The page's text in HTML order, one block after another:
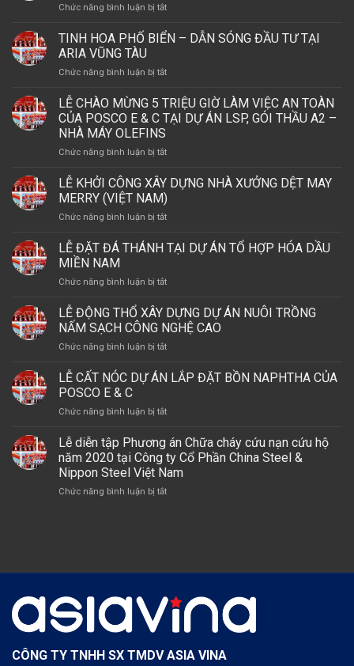
TY
CS
NAM
LỄ
KHÁNH
OFFSHORE
Máy
Signature
Chức năng bình luận bị tắtở
ĐỘNG
ÁN
FURNITURE
CONSOLIDATIONS
LLC
PHU
BRANCH.
TINH HOA PHỐ BIỂN – DẪN SÓNG ĐẦU TƯ TẠI
ARIA VŨNG TÀU
Chức năng bình luận bị tắtở
HOA
PHỐ
BIỂN
DẪN
ĐẦU
TƯ
TẠI
ARIA
TÀU
LỄ CHÀO MỪNG 5 TRIỆU GIỜ LÀM VIỆC AN TOÀN
CỦA POSCO E & C TẠI DỰ ÁN LSP, GÓI THẦU A2 –
NHÀ MÁY OLEFINS
Chức năng bình luận bị tắtở
CHÀO
MỪNG
5
TRIỆU
LÀM
TOÀN
POSCO
E
C
DỰ
A2
–
NHÀ
MÁY
LỄ KHỞI CÔNG XÂY DỰNG NHÀ XƯỞNG DỆT MAY
MERRY (VIỆT NAM)
Chức năng bình luận bị tắtở
KHỞI
CÔNG
DỰNG
XƯỞNG
DỆT
MERRY
NAM)
LỄ ĐẶT ĐÁ THÁNH TẠI DỰ ÁN TỔ HỢP HÓA DẦU
MIỀN NAM
Chức năng bình luận bị tắtở
ĐẶT
ĐÁ
THÁNH
TẠI
ÁN
HÓA
MIỀN
NAM
LỄ ĐỘNG THỔ XÂY DỰNG DỰ ÁN NUÔI TRỒNG
NẤM SẠCH CÔNG NGHỆ CAO
Chức năng bình luận bị tắtở
ĐỘNG
DỰNG
ÁN
NUÔI
TRỒNG
NẤM
SẠCH
LỄ CẤT NÓC DỰ ÁN LẮP ĐẶT BỒN NAPHTHA CỦA
POSCO E & C
Chức năng bình luận bị tắtở
CẤT
NÓC
DỰ
ÁN
LẮP
E
C
Lễ diễn tập Phương án Chữa cháy cứu nạn cứu hộ
năm 2020 tại Công ty Cổ Phần China Steel &
Nippon Steel Việt Nam
Chức năng bình luận bị tắtở
Chữa
cứu
nạn
năm
CÔNG TY TNHH SX TMDV ASIA VINA